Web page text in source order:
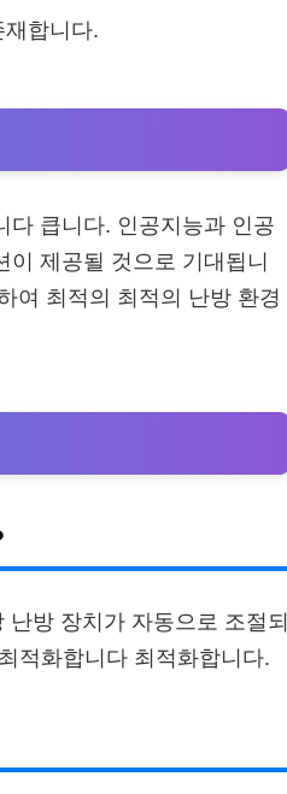
합니다.
다 큽니다. 인공지능과 인공
제공될 것으로 기대됩니
여 최적의 최적의 난방 환경
방 장치가 자동으로 조절되
적화합니다 최적화합니다.